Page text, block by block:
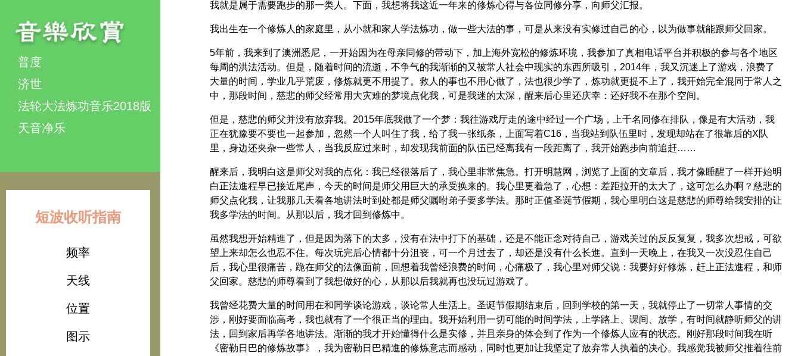
普度
济世
法轮大法炼功音乐2018版
天音净乐
短波收听指南
频率
天线
位置
图示
我就是属于需要跑步的那一类人。下面，我想将我这近一年来的修炼心得与各位同修分享，向师父汇报。
我出生在一个修炼人的家庭里，从小就和家人学法炼功，做一些大法的事，可是从来没有实修过自己的心，以为做事就能跟师父回家。
5年前，我来到了澳洲悉尼，一开始因为在母亲同修的带动下，加上海外宽松的修炼环境，我参加了真相电话平台并积极的参与各个地区
每周的洪法活动。但是，随着时间的流逝，不争气的我渐渐的又被常人社会中现实的东西所吸引，2014年，我又沉迷上了游戏，浪费了
大量的时间，学业几乎荒废，修炼就更不用提了。救人的事也不用心做了，法也很少学了，炼功就更提不上了，我开始完全混同于常人之
中，那段时间，慈悲的师父经常用大灾难的梦境点化我，可是我迷的太深，醒来后心里还庆幸：还好我不在那个空间。
但是，慈悲的师父并没有放弃我。2015年底我做了一个梦：我往游戏厅走的途中经过一个广场，上千名同修在排队，像是有大活动，我
正在犹豫要不要也一起参加，忽然一个人叫住了我，给了我一张纸条，上面写着C16，当我站到队伍里时，发现却站在了很靠后的X队
里，身边还夹杂一些常人，当我反应过来时，却发现我前面的队伍已经离我有一段距离了，我开始跑步向前追赶……
醒来后，我明白这是师父对我的点化：我已经很落后了，我心里非常焦急。打开明慧网，浏览了上面的文章后，我才像睡醒了一样开始明
白正法進程早已接近尾声，今天的时间是师父用巨大的承受换来的。我心里更着急了，心想：差距拉开的太大了，这可怎么办啊？慈悲的
师父点化我，让我那几天看各地讲法时到处都是师父嘱咐弟子要多学法。那时正值圣诞节假期，我心里明白这是慈悲的师尊给我安排的让
我多学法的时间。从那以后，我才回到修炼中。
虽然我想开始精進了，但是因为落下的太多，没有在法中打下的基础，还是不能正念对待自己，游戏关过的反反复复，我多次想戒，可欲
望上来却怎么也忍不住。每次玩完后心情都十分沮丧，可一个月过去了，却还是没有什么长進。直到一天晚上，在我又一次没忍住自己
后，我心里很痛苦，跪在师父的法像面前，回想着我曾经浪费的时间，心痛极了，我心里对师父说：我要好好修炼，赶上正法進程，和师
父回家。慈悲的师尊看到了我想做好的心，从那以后我就再也没玩过游戏了。
我曾经花费大量的时间用在和同学谈论游戏，谈论常人生活上。圣诞节假期结束后，回到学校的第一天，我就停止了一切常人事情的交
涉，刚好要面临高考，我也就有了一个很正当的理由。我开始利用一切可能的时间学法，上学路上、课间、放学，有时间就静听师父的讲
法，回到家后再学各地讲法。渐渐的我才开始懂得什么是实修，并且亲身的体会到了作为一个修炼人应有的状态。刚好那段时间我在听
《密勒日巴的修炼故事》，我为密勒日巴精進的修炼意志而感动，同时也更加让我坚定了放弃常人执着的决心。我感觉我被师父推着往前